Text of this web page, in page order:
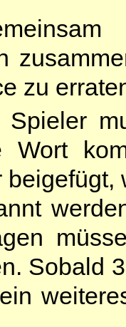
zu
Spieler
Wort
Sobald